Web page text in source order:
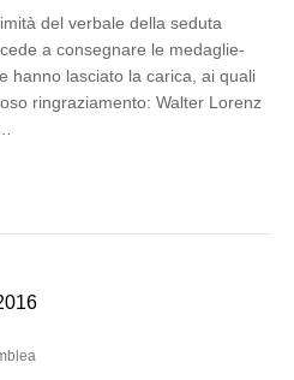
del verbale della seduta
a consegnare le medaglie-
hanno lasciato la carica, ai quali
ringraziamento: Walter Lorenz